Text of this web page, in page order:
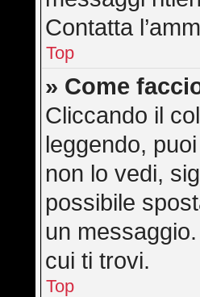
Contatta
Top
» Come
Cliccando il
leggendo,
non lo vedi,
possibile
un
cui ti trovi.
Top